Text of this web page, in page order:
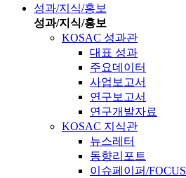
성과/지식/홍보
성과/지식/홍보
KOSAC 성과관
대표 성과
주요데이터
사업보고서
연구보고서
연구개발자료
KOSAC 지식관
뉴스레터
동향리포트
이슈페이퍼/FOCUS